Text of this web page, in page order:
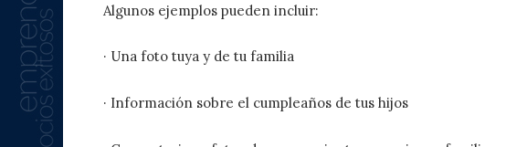
Algunos ejemplos pueden incluir:
· Una foto tuya y de tu familia
· Información sobre el cumpleaños de tus hijos